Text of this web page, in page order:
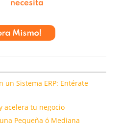
un Sistema ERP: Entérate
acelera tu negocio
Pequeña ó Mediana